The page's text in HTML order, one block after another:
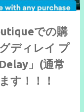
での購
ディレイ プ
」(通常
す！！！